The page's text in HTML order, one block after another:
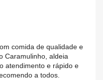
comida de qualidade e
Caramulinho, aldeia
atendimento e rápido e
a todos.